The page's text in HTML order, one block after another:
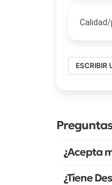
ESCRIBIR
¿Acepta
¿Tiene